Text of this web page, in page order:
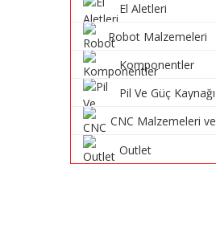
Sistemleri
El Aletleri
Robot Malzemeleri
Komponentler
Pil Ve Güç Kaynağı
CNC Malzemeleri ve
Outlet